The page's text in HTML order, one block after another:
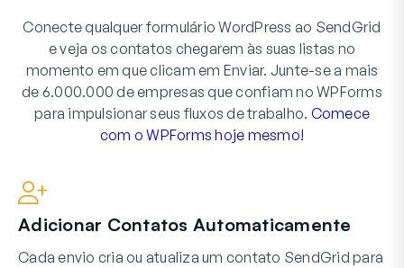
Conecte qualquer formulário WordPress ao SendGrid
e veja os contatos chegarem às suas listas no
momento em que clicam em Enviar. Junte-se a mais
de 6.000.000 de empresas que confiam no WPForms
para impulsionar seus fluxos de trabalho. Comece
com o WPForms hoje mesmo!
Adicionar Contatos Automaticamente
Cada envio cria ou atualiza um contato SendGrid para